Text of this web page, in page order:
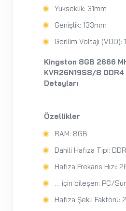
Yükseklik: 31mm
Genişlik: 133mm
Gerilim Voltajı (VDD):
Kingston 8GB 2666
KVR26N19S8/8 DDR4
Detayları
Özellikler
RAM: 8GB
Dahili Hafıza Tipi:
Hafıza Frekans Hızı:
… için bileşen: PC/
Hafıza Şekli Faktörü: